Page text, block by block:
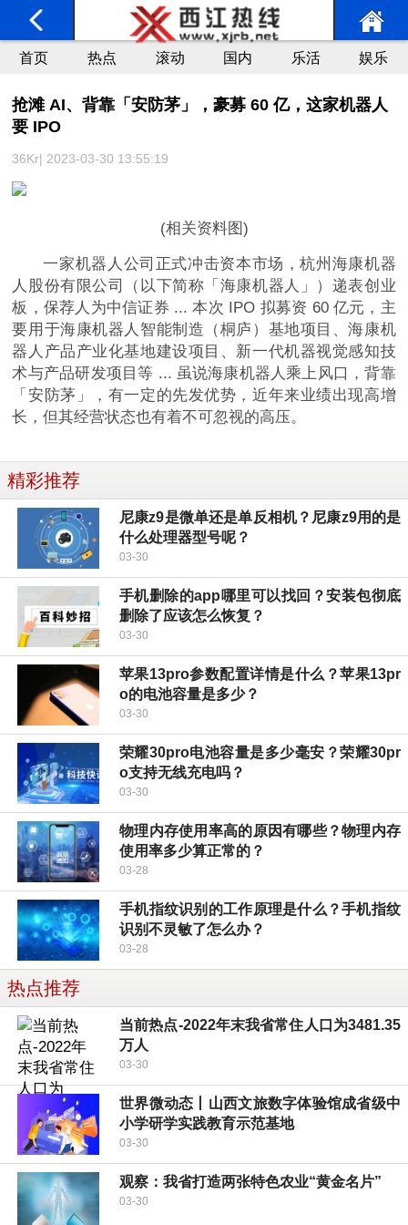
首页 热点 滚动 国内 乐活 娱乐
抢滩 AI、背靠「安防茅」，豪募 60 亿，这家机器人
要 IPO
36Kr| 2023-03-30 13:55:19
(相关资料图)
一家机器人公司正式冲击资本市场，杭州海康机器
人股份有限公司（以下简称「海康机器人」）递表创业
板，保荐人为中信证券 ... 本次 IPO 拟募资 60 亿元，主
要用于海康机器人智能制造（桐庐）基地项目、海康机
器人产品产业化基地建设项目、新一代机器视觉感知技
术与产品研发项目等 ... 虽说海康机器人乘上风口，背靠
「安防茅」，有一定的先发优势，近年来业绩出现高增
长，但其经营状态也有着不可忽视的高压。
精彩推荐
尼康z9是微单还是单反相机？尼康z9用的是
什么处理器型号呢？
03-30
手机删除的app哪里可以找回？安装包彻底
删除了应该怎么恢复？
03-30
苹果13pro参数配置详情是什么？苹果13pr
o的电池容量是多少？
03-30
荣耀30pro电池容量是多少毫安？荣耀30pr
o支持无线充电吗？
03-30
物理内存使用率高的原因有哪些？物理内存
使用率多少算正常的？
03-28
手机指纹识别的工作原理是什么？手机指纹
识别不灵敏了怎么办？
03-28
热点推荐
当前热点-2022年末我省常住人口为3481.35
万人
03-30
世界微动态丨山西文旅数字体验馆成省级中
小学研学实践教育示范基地
03-30
观察：我省打造两张特色农业“黄金名片”
03-30